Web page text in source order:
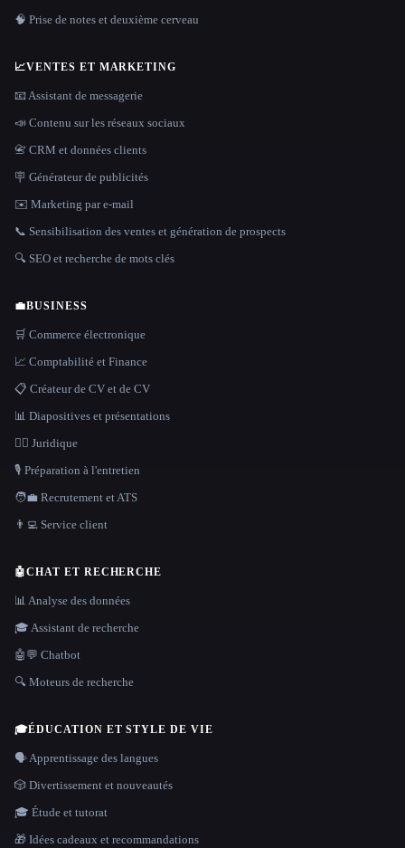
🧠 Prise de notes et deuxième cerveau
📈VENTES ET MARKETING
📧 Assistant de messagerie
📣 Contenu sur les réseaux sociaux
📇 CRM et données clients
🪧 Générateur de publicités
✉️ Marketing par e-mail
📞 Sensibilisation des ventes et génération de prospects
🔍 SEO et recherche de mots clés
💼BUSINESS
🛒 Commerce électronique
📈 Comptabilité et Finance
📋 Créateur de CV et de CV
📊 Diapositives et présentations
👩‍⚖️ Juridique
🎙️ Préparation à l'entretien
🧑‍💼 Recrutement et ATS
👨‍💻 Service client
🤖CHAT ET RECHERCHE
📊 Analyse des données
🎓 Assistant de recherche
🤖💬 Chatbot
🔍 Moteurs de recherche
🎓ÉDUCATION ET STYLE DE VIE
🗣️ Apprentissage des langues
🎲 Divertissement et nouveautés
🎓 Étude et tutorat
🎁 Idées cadeaux et recommandations